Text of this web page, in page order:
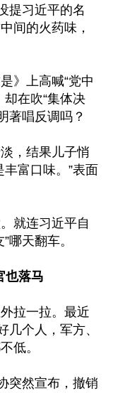
提习近平的名
间的火药味，
》上高喊“党中
在吹“集体决
著唱反调吗？
，结果儿子悄
富口味。”表面
就连习近平自
哪天翻车。
也落马
拉一拉。最近
几个人，军方、
低。
突然宣布，撤销